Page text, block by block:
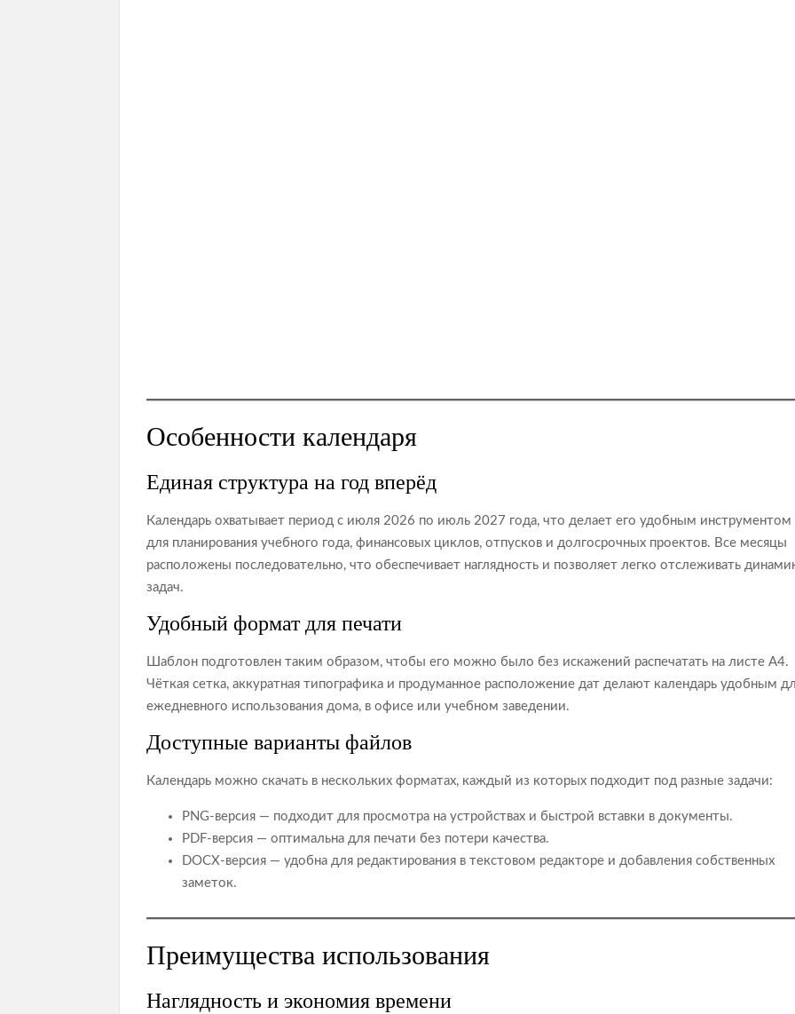
Особенности календаря
Единая структура на год вперёд
Календарь охватывает период с июля 2026 по июль 2027 года, что делает его удобным инструментом
для планирования учебного года, финансовых циклов, отпусков и долгосрочных проектов. Все месяцы
расположены последовательно, что обеспечивает наглядность и позволяет легко отслеживать
задач.
Удобный формат для печати
Шаблон подготовлен таким образом, чтобы его можно было без искажений распечатать на листе А4.
Чёткая сетка, аккуратная типографика и продуманное расположение дат делают календарь удобным
ежедневного использования дома, в офисе или учебном заведении.
Доступные варианты файлов
Календарь можно скачать в нескольких форматах, каждый из которых подходит под разные задачи:
PNG‑версия — подходит для просмотра на устройствах и быстрой вставки в документы.
PDF‑версия — оптимальна для печати без потери качества.
DOCX‑версия — удобна для редактирования в текстовом редакторе и добавления собственных
заметок.
Преимущества использования
Наглядность и экономия времени